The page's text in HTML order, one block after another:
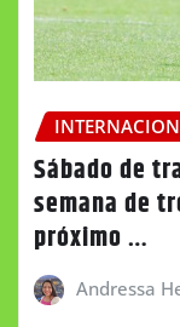
Sábado de
semana de
próximo …
Andressa